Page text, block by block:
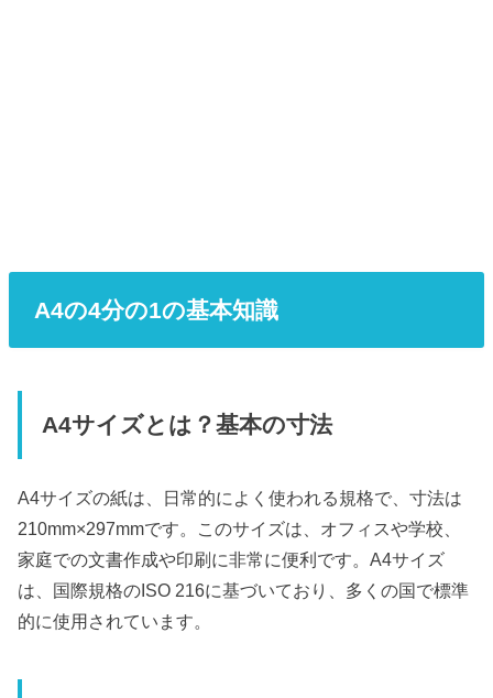
A4の4分の1の基本知識
A4サイズとは？基本の寸法
A4サイズの紙は、日常的によく使われる規格で、寸法は
210mm×297mmです。このサイズは、オフィスや学校、
家庭での文書作成や印刷に非常に便利です。A4サイズ
は、国際規格のISO 216に基づいており、多くの国で標準
的に使用されています。